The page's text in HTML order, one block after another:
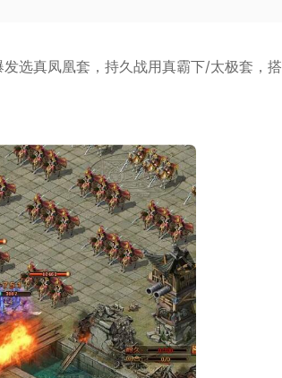
选真凤凰套，持久战用真霸下/太极套，搭